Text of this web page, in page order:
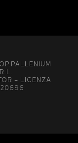
– LICENZA